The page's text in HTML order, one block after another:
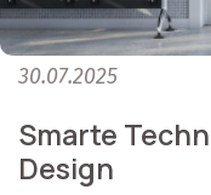
30.07.2025
Smarte
Design